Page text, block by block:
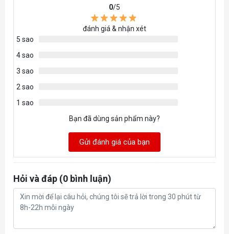
0/5
đánh giá & nhận xét
5 sao
4 sao
3 sao
2 sao
1 sao
Bạn đã dùng sản phẩm này?
Gửi đánh giá của bạn
Hỏi và đáp (0 bình luận)